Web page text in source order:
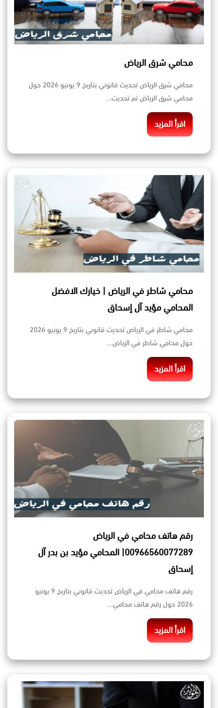
محامي شرق الرياض
محامي شرق الرياض تحديث قانوني بتاريخ 9 يونيو 2026 حول
محامي شرق الرياض تم تحديث…
اقرأ المزيد
محامي شاطر في الرياض | خيارك الافضل
المحامي مؤيد آل إسحاق
محامي شاطر في الرياض تحديث قانوني بتاريخ 9 يونيو 2026
حول محامي شاطر في الرياض…
اقرأ المزيد
رقم هاتف محامي في الرياض
00966560077289| المحامي مؤيد بن بدر آل
إسحاق
رقم هاتف محامي في الرياض تحديث قانوني بتاريخ 9 يونيو
2026 حول رقم هاتف محامي…
اقرأ المزيد